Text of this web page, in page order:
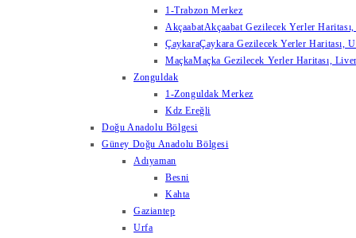
1-Trabzon Merkez
AkçaabatAkçaabat Gezilecek Yerler
ÇaykaraÇaykara Gezilecek Yerler Haritası,
MaçkaMaçka Gezilecek Yerler Haritası,
Zonguldak
1-Zonguldak Merkez
Kdz Ereğli
Doğu Anadolu Bölgesi
Güney Doğu Anadolu Bölgesi
Adıyaman
Besni
Kahta
Gaziantep
Urfa